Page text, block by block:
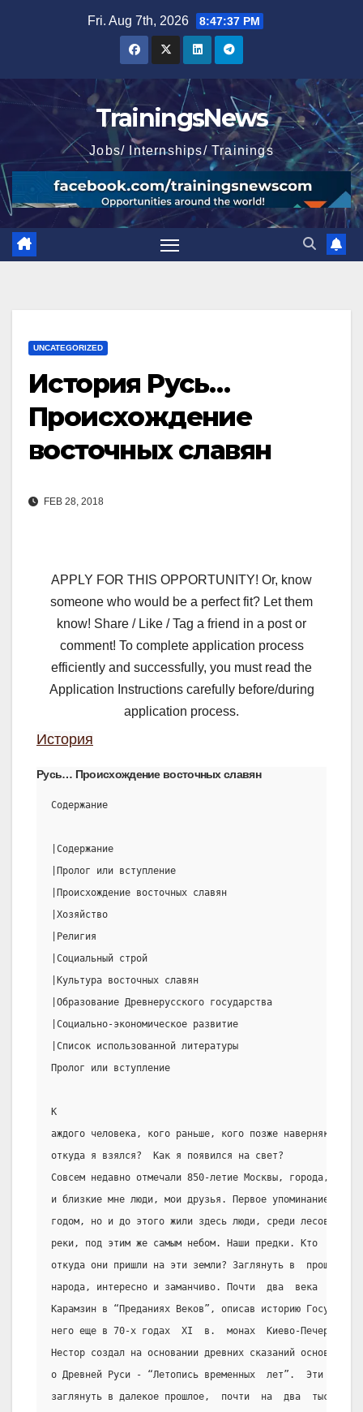
Fri. Aug 7th, 2026 8:47:38 PM
TrainingsNews
Jobs/ Internships/ Trainings
UNCATEGORIZED
История Русь…
Происхождение
восточных славян
FEB 28, 2018
APPLY FOR THIS OPPORTUNITY! Or, know
someone who would be a perfect fit? Let them
know! Share / Like / Tag a friend in a post or
comment! To complete application process
efficiently and successfully, you must read the
Application Instructions carefully before/during
application process.
История
Русь… Происхождение восточных славян
Содержание
|Содержание
|Пролог или вступление
|Происхождение восточных славян
|Хозяйство
|Религия
|Социальный строй
|Культура восточных славян
|Образование Древнерусского государства
|Социально-экономическое развитие
|Список использованной литературы
Пролог или вступление
К
аждого человека, кого раньше, кого позже наверняка
откуда я взялся?  Как я появился на свет?
Совсем недавно отмечали 850-летие Москвы, города, в
и близкие мне люди, мои друзья. Первое упоминание о
годом, но и до этого жили здесь люди, среди лесов, на
реки, под этим же самым небом. Наши предки. Кто  они
откуда они пришли на эти земли? Заглянуть в  прошлое
народа, интересно и заманчиво. Почти  два  века
Карамзин в “Преданиях Веков”, описав историю
него еще в 70-х годах  XI  в.  монах  Киево-Печерского
Нестор создал на основании древних сказаний основной
о Древней Руси - “Летопись временных  лет”.  Эти  два
заглянуть в далекое прошлое,  почти  на  два